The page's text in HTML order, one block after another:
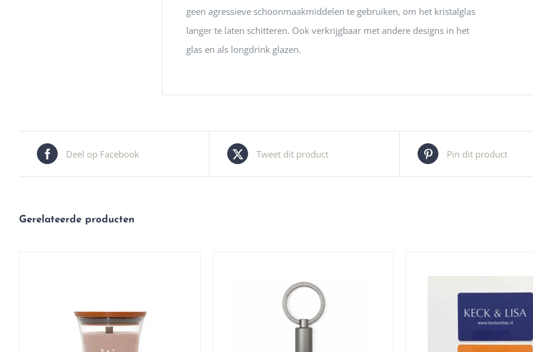
geen agressieve schoonmaakmiddelen te gebruiken, om het kristalglas
langer te laten schitteren. Ook verkrijgbaar met andere designs in het
glas en als longdrink glazen.
Deel op Facebook Tweet dit product Pin dit product
Gerelateerde producten